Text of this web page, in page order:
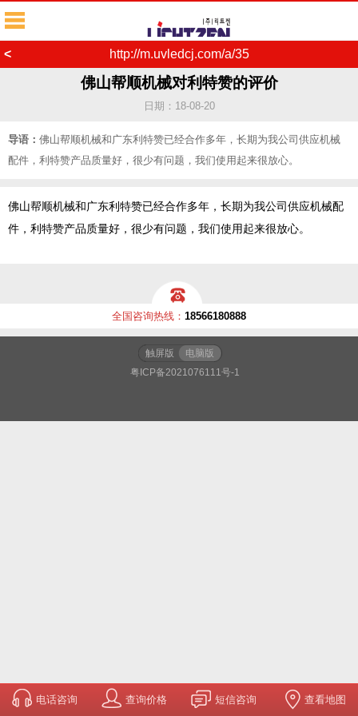
< http://m.uvledcj.com/a/35
佛山帮顺机械对利特赞的评价
日期：18-08-20
导语： 佛山帮顺机械和广东利特赞已经合作多年，长期为我公司供应机械
配件，利特赞产品质量好，很少有问题，我们使用起来很放心。
佛山帮顺机械和广东利特赞已经合作多年，长期为我公司供应机械配
件，利特赞产品质量好，很少有问题，我们使用起来很放心。
全国咨询热线： 18566180888
触屏版
电脑版
粤ICP备2021076111号-1
电话咨询 查询价格 短信咨询 查看地图